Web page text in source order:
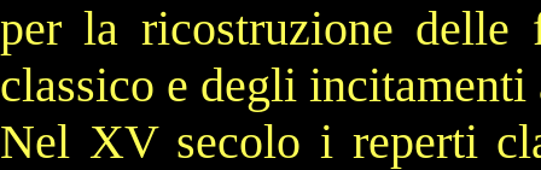
per la ricostruzione delle
classico e degli
Nel XV secolo i reperti